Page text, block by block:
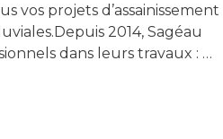
vos projets d’assainissement
2014, Sagéau
dans leurs travaux : …